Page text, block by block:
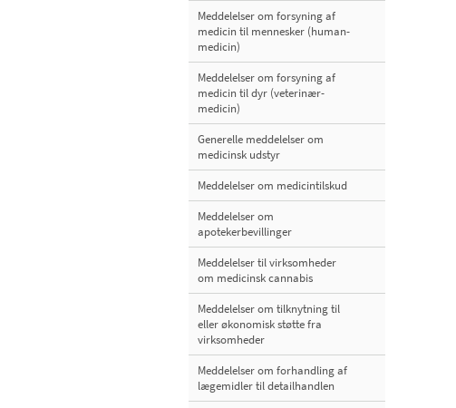
Meddelelser om forsyning af
medicin til mennesker (human-
medicin)
Meddelelser om forsyning af
medicin til dyr (veterinær-
medicin)
Generelle meddelelser om
medicinsk udstyr
Meddelelser om medicintilskud
Meddelelser om
apotekerbevillinger
Meddelelser til virksomheder
om medicinsk cannabis
Meddelelser om tilknytning til
eller økonomisk støtte fra
virksomheder
Meddelelser om forhandling af
lægemidler til detailhandlen